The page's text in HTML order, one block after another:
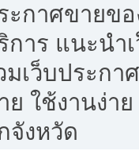
ะกาศขายข
การ แนะนำ
มเว็บประกา
ย ใช้งานง่า
จังหวัด